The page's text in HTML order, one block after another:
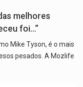
melhores
foi…”
Mike Tyson, é o mais
pesados. A Mozlife